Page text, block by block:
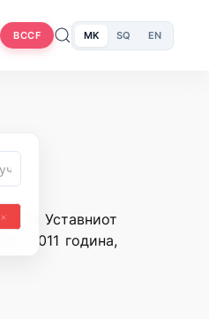
BCCF MK SQ EN
на Уставниот
2011 година,